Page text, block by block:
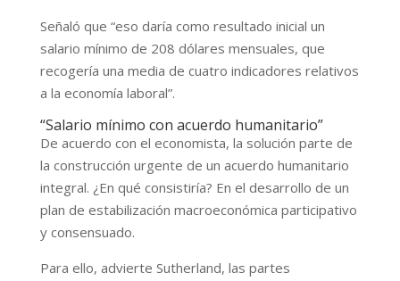
Señaló que “eso daría como resultado inicial un
salario mínimo de 208 dólares mensuales, que
recogería una media de cuatro indicadores relativos
a la economía laboral”.
“Salario mínimo con acuerdo humanitario”
De acuerdo con el economista, la solución parte de
la construcción urgente de un acuerdo humanitario
integral. ¿En qué consistiría? En el desarrollo de un
plan de estabilización macroeconómica participativo
y consensuado.
Para ello, advierte Sutherland, las partes